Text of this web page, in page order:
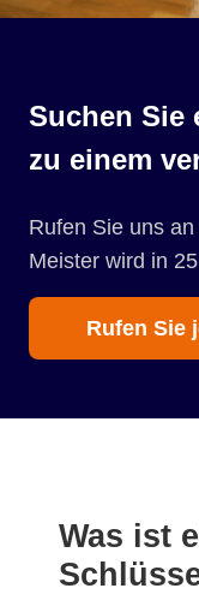
Suchen Sie
zu einem
Rufen Sie uns
Meister wird in
Rufen Sie
Was ist